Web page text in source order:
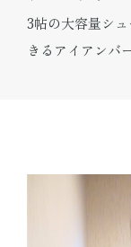
3帖の大容量シ
きるアイアンバ